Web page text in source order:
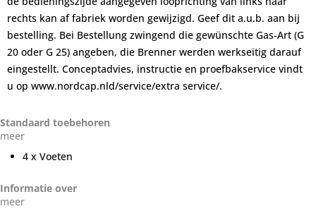
rechts kan af fabriek worden gewijzigd. Geef dit a.u.b. aan bij
bestelling. Bei Bestellung zwingend die gewünschte Gas-Art (G
20 oder G 25) angeben, die Brenner werden werkseitig darauf
eingestellt. Conceptadvies, instructie en proefbakservice vindt
u op www.nordcap.nld/service/extra service/.
Standaard toebehoren
meer
4 x Voeten
Informatie over
meer